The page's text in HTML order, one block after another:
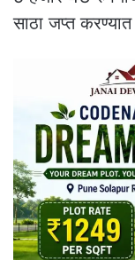
साठा जप्त